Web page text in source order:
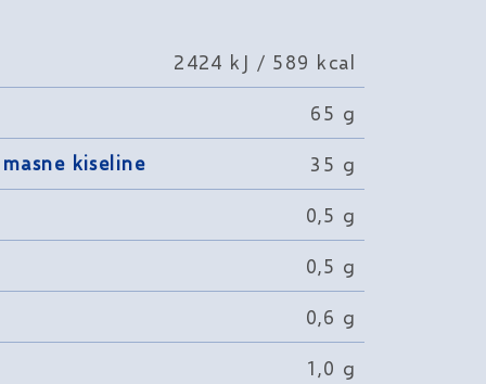
2424 kJ / 589 kcal
65 g
kiseline 35 g
0,5 g
0,5 g
0,6 g
1,0 g